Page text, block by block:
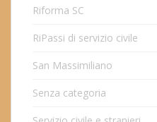
Riforma SC
RiPassi di servizio civile
San Massimiliano
Senza categoria